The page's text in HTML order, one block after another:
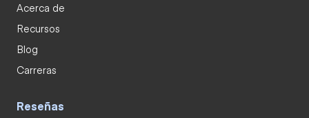
Acerca de
Recursos
Blog
Carreras
Reseñas